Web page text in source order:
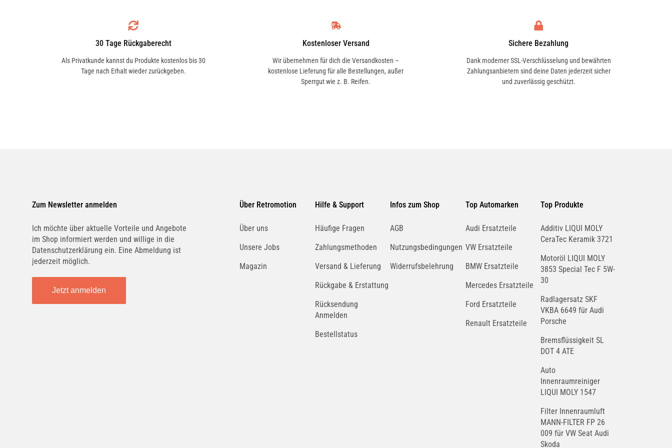
Vor Anwendung an unauffälliger Stelle auf Verträglichkeit prüfen. Zu
reinigende Teile einsprühen. Sprühfilm nicht antrocknen lassen, sondern
direkt mit sauberem Microfasertuch nachwischen und trockenreiben.
30 Tage Rückgaberecht
Als Privatkunde kannst du Produkte kostenlos bis 30
Tage nach Erhalt wieder zurückgeben.
Kostenloser Versand
Wir übernehmen für dich die Versandkosten –
kostenlose Lieferung für alle Bestellungen, außer
Sperrgut wie z. B. Reifen.
Sichere Bezahlung
Dank moderner SSL-Verschlüsselung und bewährten
Zahlungsanbietern sind deine Daten jederzeit sicher
und zuverlässig geschützt.
Zum Newsletter anmelden
Ich möchte über aktuelle Vorteile und Angebote
im Shop informiert werden und willige in die
Datenschutzerklärung ein. Eine Abmeldung ist
jederzeit möglich.
Jetzt anmelden
Über Retromotion
Über uns
Unsere Jobs
Magazin
Hilfe & Support
Häufige Fragen
Zahlungsmethoden
Versand & Lieferung
Rückgabe & Erstattung
Rücksendung
Anmelden
Bestellstatus
Infos zum Shop
AGB
Nutzungsbedingungen
Widerrufsbelehrung
Top Automarken
Audi Ersatzteile
VW Ersatzteile
BMW Ersatzteile
Mercedes Ersatzteile
Ford Ersatzteile
Renault Ersatzteile
Top Produkte
Additiv LIQUI MOLY
CeraTec Keramik 3721
Motoröl LIQUI MOLY
3853 Special Tec F 5W-
30
Radlagersatz SKF
VKBA 6649 für Audi
Porsche
Bremsflüssigkeit SL
DOT 4 ATE
Auto
Innenraumreiniger
LIQUI MOLY 1547
Filter Innenraumluft
MANN-FILTER FP 26
009 für VW Seat Audi
Skoda